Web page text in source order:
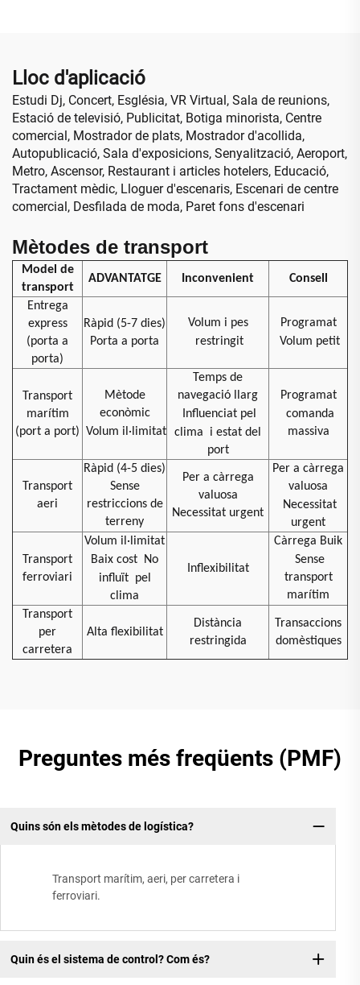
Lloc d'aplicació
Estudi Dj, Concert, Església, VR Virtual, Sala de reunions,
Estació de televisió, Publicitat, Botiga minorista, Centre
comercial, Mostrador de plats, Mostrador d'acollida,
Autopublicació, Sala d'exposicions, Senyalització, Aeroport,
Metro, Ascensor, Restaurant i articles hotelers, Educació,
Tractament mèdic, Lloguer d'escenaris, Escenari de centre
comercial, Desfilada de moda, Paret fons d'escenari
Mètodes de transport
Model de
transport
ADVANTATGE Inconvenient Consell
Entrega
express
(porta a
porta)
Ràpid (5-7 dies)
Porta a porta
Volum i pes
restringit
Programat
Volum petit
Transport
marítim
(port a port)
Mètode
econòmic
Volum il·limitat
Temps de
navegació llarg
Influenciat pel
clima
i estat del
port
Programat
comanda
massiva
Transport
aeri
Ràpid (4-5 dies)
Sense
restriccions de
terreny
Per a càrrega
valuosa
Necessitat urgent
Per a càrrega
valuosa
Necessitat
urgent
Transport
ferroviari
Volum il·limitat
Baix cost
No
influït pel
clima
Inflexibilitat
Càrrega Buik
Sense
transport
marítim
Transport
per
carretera
Alta flexibilitat
Distància
restringida
Transaccions
domèstiques
Preguntes més freqüents (PMF)
Quins són els mètodes de logística?
Transport marítim, aeri, per carretera i
ferroviari.
Quin és el sistema de control? Com és?